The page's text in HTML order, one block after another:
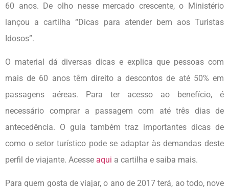
60 anos. De olho nesse mercado crescente, o Ministério
lançou a cartilha “Dicas para atender bem aos Turistas
Idosos”.
O material dá diversas dicas e explica que pessoas com
mais de 60 anos têm direito a descontos de até 50% em
passagens aéreas. Para ter acesso ao benefício, é
necessário comprar a passagem com até três dias de
antecedência. O guia também traz importantes dicas de
como o setor turístico pode se adaptar às demandas deste
perfil de viajante. Acesse aqui a cartilha e saiba mais.
Para quem gosta de viajar, o ano de 2017 terá, ao todo, nove